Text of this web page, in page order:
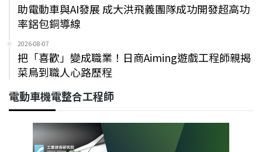
助電動車與AI發展 成大洪飛義團隊成功開發超高功
率鋁包銅導線
2026-08-07
把「喜歡」變成職業！日商Aiming遊戲工程師親揭
菜鳥到職人心路歷程
電動車機電整合工程師